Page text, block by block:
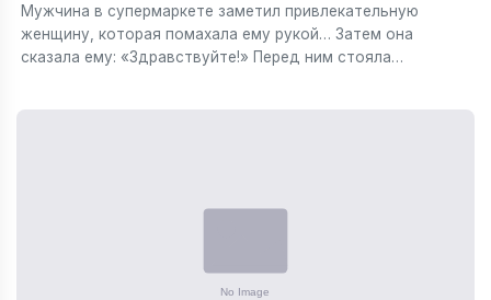
Мужчина в супермаркете заметил привлекательную
женщину, которая помахала ему рукой… Затем она
сказала ему: «Здравствуйте!» Перед ним стояла…